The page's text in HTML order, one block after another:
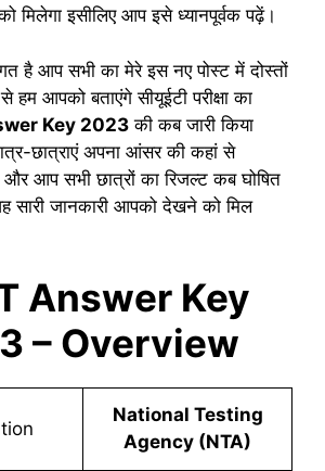
मिलेगा इसीलिए आप इसे ध्यानपूर्वक पढ़ें।
है आप सभी का मेरे इस नए पोस्ट में दोस्तों
हम आपको बताएंगे सीयूईटी परीक्षा का
Key 2023 की कब जारी किया
छात्राएं अपना आंसर की कहां से
और आप सभी छात्रों का रिजल्ट कब घोषित
सारी जानकारी आपको देखने को मिल
Answer Key
– Overview
National Testing
Agency (NTA)